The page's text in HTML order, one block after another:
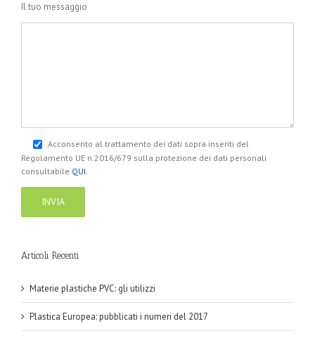
Il tuo messaggio
Acconsento al trattamento dei dati sopra inseriti del
Regolamento UE n.2016/679 sulla protezione dei dati personali
consultabile QUI.
Articoli Recenti
Materie plastiche PVC: gli utilizzi
Plastica Europea: pubblicati i numeri del 2017